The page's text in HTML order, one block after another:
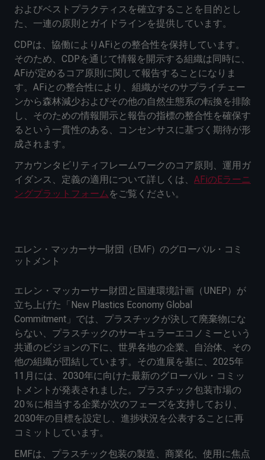
およびベストプラクティスを確立することを目的とし
た、一連の原則とガイドラインを提供しています。
CDPは、協働によりAFiとの整合性を保持しています。
そのため、CDPを通じて情報を開示する組織は同時に、
AFiが定めるコア原則に関して報告することになりま
す。AFiとの整合性により、組織がそのサプライチェー
ンから森林減少およびその他の自然生態系の転換を排除
し、そのための情報開示と報告の指標の整合性を確保す
るという一貫性のある、コンセンサスに基づく期待が形
成されます。
アカウンタビリティフレームワークのコア原則、運用ガ
イダンス、定義の適用について詳しくは、 AFiのEラーニ
ングプラットフォームをご覧ください。
エレン・マッカーサー財団（EMF）のグローバル・コミ
ットメント
エレン・マッカーサー財団と国連環境計画（UNEP）が
立ち上げた「New Plastics Economy Global
Commitment」では、プラスチックが決して廃棄物にな
らない、プラスチックのサーキュラーエコノミーという
共通のビジョンの下に、世界各地の企業、自治体、その
他の組織が団結しています。その進展を基に、2025年
11月には、2030年に向けた最新のグローバル・コミッ
トメントが発表されました。プラスチック包装市場の
20％に相当する企業が次のフェーズを支持しており、
2030年の目標を設定し、進捗状況を公表することに再
コミットしています。
EMFは、プラスチック包装の製造、商業化、使用に焦点